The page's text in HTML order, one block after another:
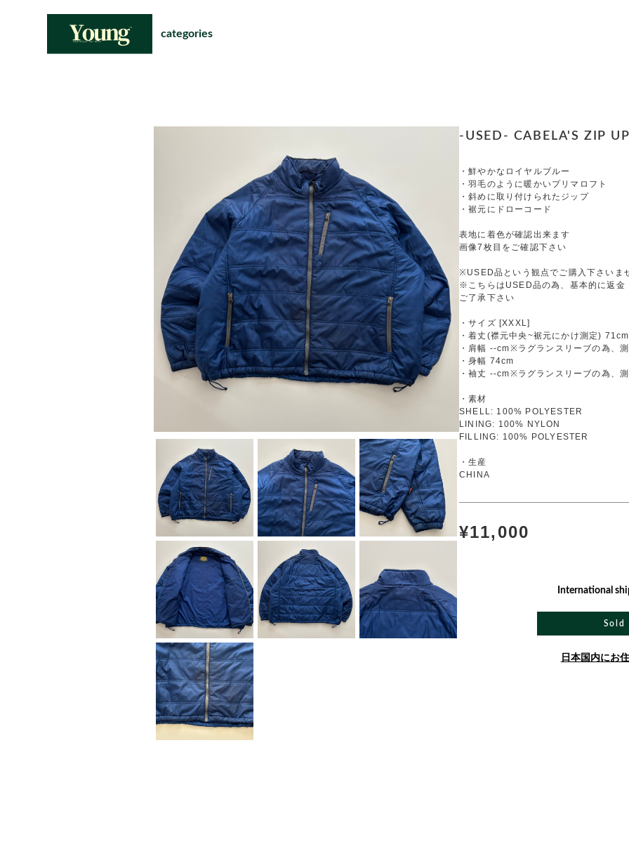
categories
-USED- CABELA'S ZIP
・鮮やかなロイヤルブルー
・羽毛のように暖かいプリマロフト
・斜めに取り付けられたジップ
・裾元にドローコード
表地に着色が確認出来ます
画像7枚目をご確認下さい
※USED品という観点でご購入下さいま
※こちらはUSED品の為、基本的に返金
ご了承下さい
・サイズ [XXXL]
・着丈(襟元中央~裾元にかけ測定) 71cm
・肩幅 --cm※ラグランスリーブの為、
・身幅 74cm
・袖丈 --cm※ラグランスリーブの為、
・素材
SHELL: 100% POLYESTER
LINING: 100% NYLON
FILLING: 100% POLYESTER
・生産
CHINA
¥11,000
International
Sold
日本国内にお